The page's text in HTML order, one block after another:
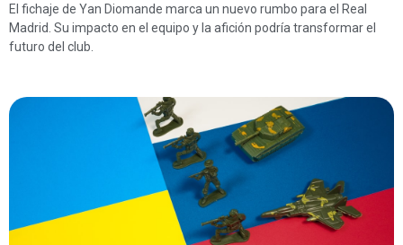
El fichaje de Yan Diomande marca un nuevo rumbo para el Real
Madrid. Su impacto en el equipo y la afición podría transformar el
futuro del club.